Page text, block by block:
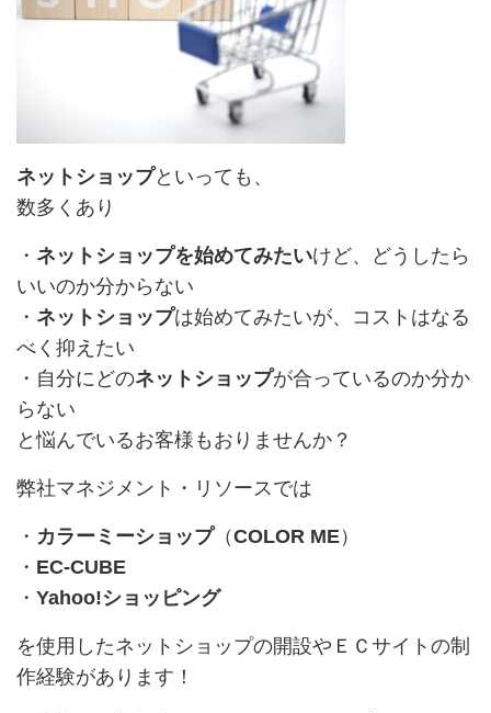
ネットショップといっても、
数多くあり
・ ネットショップを始めてみたいけど、どうしたら
いいのか分からない
・ ネットショップは始めてみたいが、コストはなる
べく抑えたい
・自分にどのネットショップが合っているのか分か
らない
と悩んでいるお客様もおりませんか？
弊社マネジメント・リソースでは
・ カラーミーショップ（COLOR ME）
・ EC-CUBE
・ Yahoo!ショッピング
を使用したネットショップの開設やＥＣサイトの制
作経験があります！